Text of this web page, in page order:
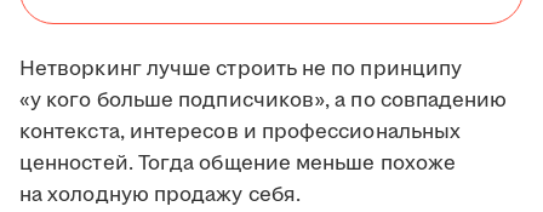
Нетворкинг лучше строить не по принципу
«у кого больше подписчиков», а по совпадению
контекста, интересов и профессиональных
ценностей. Тогда общение меньше похоже
на холодную продажу себя.